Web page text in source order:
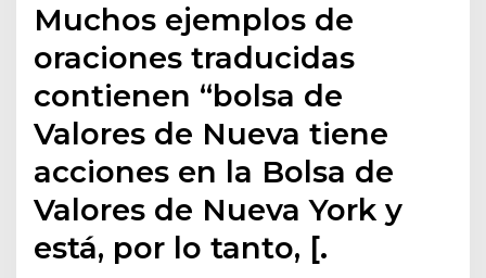
Muchos ejemplos de
oraciones traducidas
contienen “bolsa de
Valores de Nueva tiene
acciones en la Bolsa de
Valores de Nueva York y
está, por lo tanto, [.